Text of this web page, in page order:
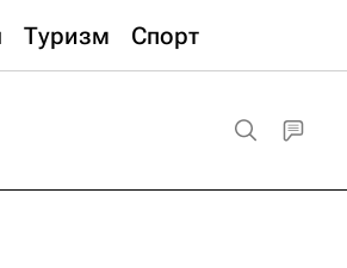
Туризм Спорт